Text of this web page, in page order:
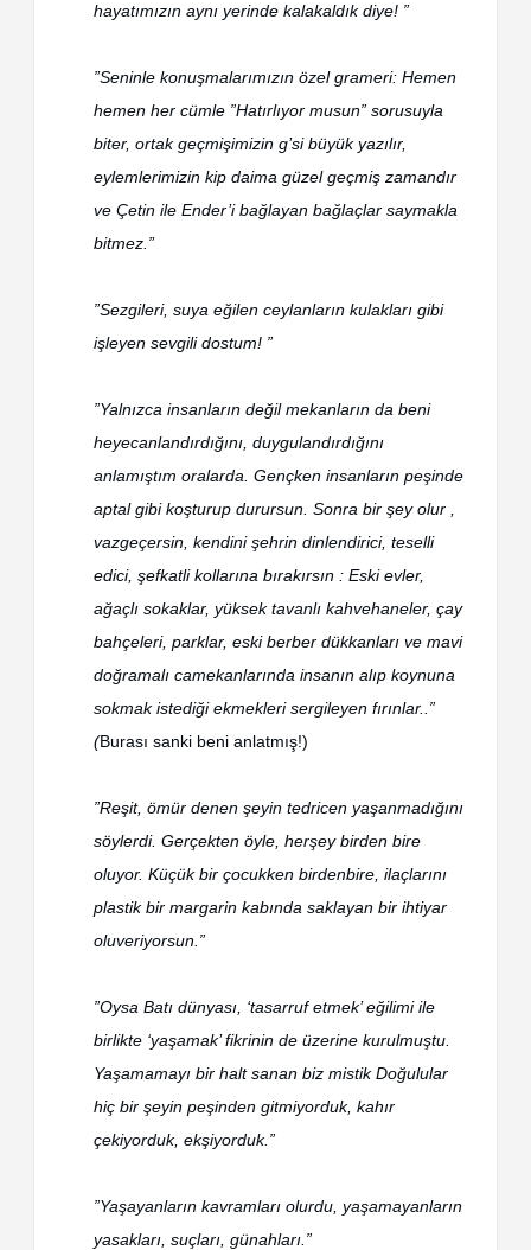
hayatımızın aynı yerinde kalakaldık diye! ”
”Seninle konuşmalarımızın özel grameri: Hemen
hemen her cümle ”Hatırlıyor musun” sorusuyla
biter, ortak geçmişimizin g’si büyük yazılır,
eylemlerimizin kip daima güzel geçmiş zamandır
ve Çetin ile Ender’i bağlayan bağlaçlar saymakla
bitmez.”
”Sezgileri, suya eğilen ceylanların kulakları gibi
işleyen sevgili dostum! ”
”Yalnızca insanların değil mekanların da beni
heyecanlandırdığını, duygulandırdığını
anlamıştım oralarda. Gençken insanların peşinde
aptal gibi koşturup durursun. Sonra bir şey olur ,
vazgeçersin, kendini şehrin dinlendirici, teselli
edici, şefkatli kollarına bırakırsın : Eski evler,
ağaçlı sokaklar, yüksek tavanlı kahvehaneler, çay
bahçeleri, parklar, eski berber dükkanları ve mavi
doğramalı camekanlarında insanın alıp koynuna
sokmak istediği ekmekleri sergileyen fırınlar..”
(Burası sanki beni anlatmış!)
”Reşit, ömür denen şeyin tedricen yaşanmadığını
söylerdi. Gerçekten öyle, herşey birden bire
oluyor. Küçük bir çocukken birdenbire, ilaçlarını
plastik bir margarin kabında saklayan bir ihtiyar
oluveriyorsun.”
”Oysa Batı dünyası, ‘tasarruf etmek’ eğilimi ile
birlikte ‘yaşamak’ fikrinin de üzerine kurulmuştu.
Yaşamamayı bir halt sanan biz mistik Doğulular
hiç bir şeyin peşinden gitmiyorduk, kahır
çekiyorduk, ekşiyorduk.”
”Yaşayanların kavramları olurdu, yaşamayanların
yasakları, suçları, günahları.”